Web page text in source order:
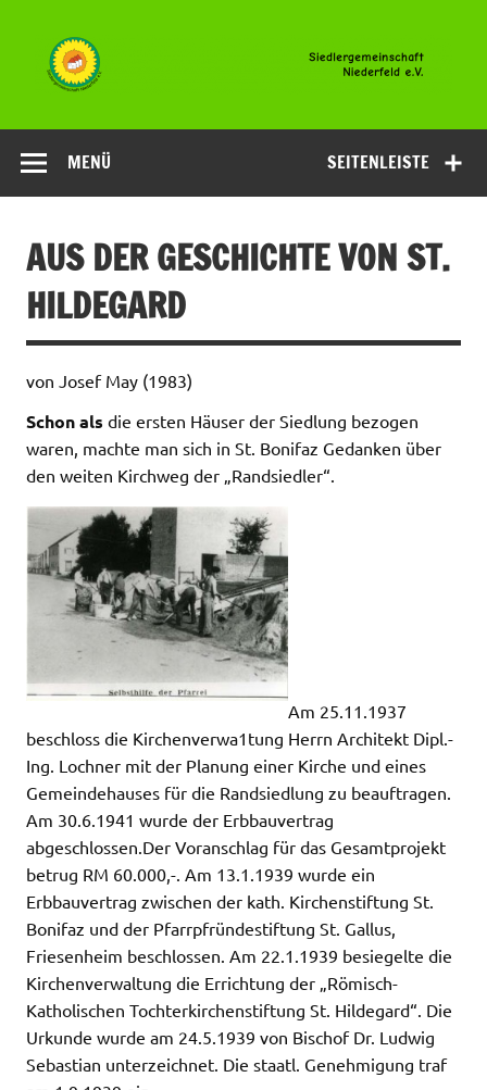
springen
Niederfeld
SEITENLEISTE
MENÜ
AUS DER GESCHICHTE VON ST.
HILDEGARD
von Josef May (1983)
Schon als die ersten Häuser der Siedlung bezogen
waren, machte man sich in St. Bonifaz Gedanken über
den weiten Kirchweg der „Randsiedler“.
Am 25.11.1937
beschloss die Kirchenverwa1tung Herrn Architekt Dipl.-
Ing. Lochner mit der Planung einer Kirche und eines
Gemeindehauses für die Randsiedlung zu beauftragen.
Am 30.6.1941 wurde der Erbbauvertrag
abgeschlossen.Der Voranschlag für das Gesamtprojekt
betrug RM 60.000,-. Am 13.1.1939 wurde ein
Erbbauvertrag zwischen der kath. Kirchenstiftung St.
Bonifaz und der Pfarrpfründestiftung St. Gallus,
Friesenheim beschlossen. Am 22.1.1939 besiegelte die
Kirchenverwaltung die Errichtung der „Römisch-
Katholischen Tochterkirchenstiftung St. Hildegard“. Die
Urkunde wurde am 24.5.1939 von Bischof Dr. Ludwig
Sebastian unterzeichnet. Die staatl. Genehmigung traf